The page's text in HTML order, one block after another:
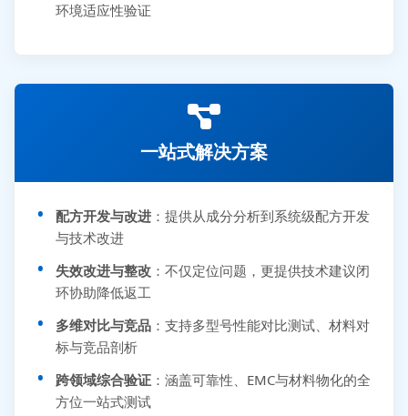
环境适应性验证
一站式解决方案
配方开发与改进 ：提供从成分分析到系统级配方开发
与技术改进
失效改进与整改 ：不仅定位问题，更提供技术建议闭
环协助降低返工
多维对比与竞品 ：支持多型号性能对比测试、材料对
标与竞品剖析
跨领域综合验证 ：涵盖可靠性、EMC与材料物化的全
方位一站式测试